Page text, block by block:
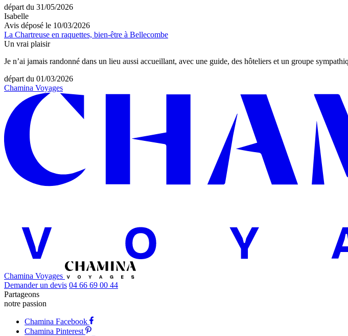
départ du 31/05/2026
Isabelle
Avis déposé le 10/03/2026
La Chartreuse en raquettes, bien-être à Bellecombe
Un vrai plaisir
Je n’ai jamais randonné dans un lieu aussi accueillant, avec une guide, des hôteliers et un groupe
départ du 01/03/2026
Chamina Voyages
Chamina Voyages
Demander un devis 04 66 69 00 44
Partageons
notre passion
Chamina Facebook
Chamina Pinterest